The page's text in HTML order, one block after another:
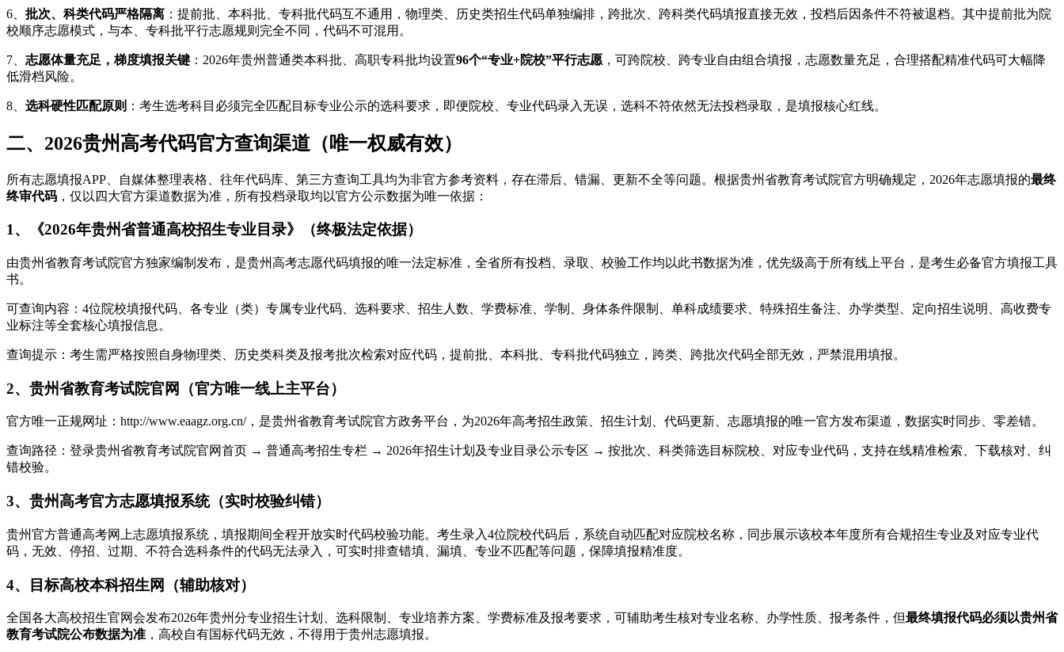
6、 批次、科类代码严格隔离 ：提前批、本科批、专科批代码互不通用，物理类、历史类招生代码单独编排，跨批次、跨科类代码填报直接无效，投档后因条件不符被退档。其中提前批为院
校顺序志愿模式，与本、专科批平行志愿规则完全不同，代码不可混用。
7、 志愿体量充足，梯度填报关键 ：2026年贵州普通类本科批、高职专科批均设置96个“专业+院校”平行志愿 ，可跨院校、跨专业自由组合填报，志愿数量充足，合理搭配精准代码可大幅降
低滑档风险。
8、 选科硬性匹配原则 ：考生选考科目必须完全匹配目标专业公示的选科要求，即便院校、专业代码录入无误，选科不符依然无法投档录取，是填报核心红线。
二、2026贵州高考代码官方查询渠道（唯一权威有效）
所有志愿填报APP、自媒体整理表格、往年代码库、第三方查询工具均为非官方参考资料，存在滞后、错漏、更新不全等问题。根据贵州省教育考试院官方明确规定，2026年志愿填报的最终
终审代码 ，仅以四大官方渠道数据为准，所有投档录取均以官方公示数据为唯一依据：
1、《2026年贵州省普通高校招生专业目录》（终极法定依据）
由贵州省教育考试院官方独家编制发布，是贵州高考志愿代码填报的唯一法定标准，全省所有投档、录取、校验工作均以此书数据为准，优先级高于所有线上平台，是考生必备官方填报工具
书。
可查询内容：4位院校填报代码、各专业（类）专属专业代码、选科要求、招生人数、学费标准、学制、身体条件限制、单科成绩要求、特殊招生备注、办学类型、定向招生说明、高收费专
业标注等全套核心填报信息。
查询提示：考生需严格按照自身物理类、历史类科类及报考批次检索对应代码，提前批、本科批、专科批代码独立，跨类、跨批次代码全部无效，严禁混用填报。
2、贵州省教育考试院官网（官方唯一线上主平台）
官方唯一正规网址：http://www.eaagz.org.cn/，是贵州省教育考试院官方政务平台，为2026年高考招生政策、招生计划、代码更新、志愿填报的唯一官方发布渠道，数据实时同步、零差错。
查询路径：登录贵州省教育考试院官网首页 → 普通高考招生专栏 → 2026年招生计划及专业目录公示专区 → 按批次、科类筛选目标院校、对应专业代码，支持在线精准检索、下载核对、纠
错校验。
3、贵州高考官方志愿填报系统（实时校验纠错）
贵州官方普通高考网上志愿填报系统，填报期间全程开放实时代码校验功能。考生录入4位院校代码后，系统自动匹配对应院校名称，同步展示该校本年度所有合规招生专业及对应专业代
码，无效、停招、过期、不符合选科条件的代码无法录入，可实时排查错填、漏填、专业不匹配等问题，保障填报精准度。
4、目标高校本科招生网（辅助核对）
全国各大高校招生官网会发布2026年贵州分专业招生计划、选科限制、专业培养方案、学费标准及报考要求，可辅助考生核对专业名称、办学性质、报考条件，但最终填报代码必须以贵州省
教育考试院公布数据为准 ，高校自有国标代码无效，不得用于贵州志愿填报。